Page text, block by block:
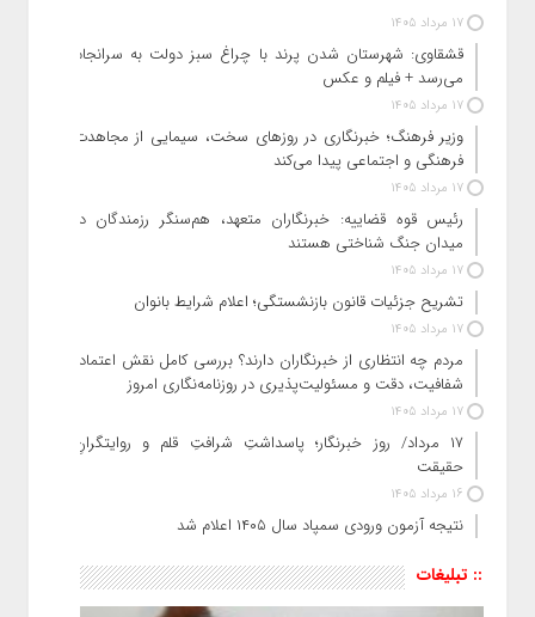
17 مرداد 1405
قشقاوی: شهرستان شدن پرند با چراغ سبز دولت به سرانجام
می‌رسد + فیلم و عکس
17 مرداد 1405
وزیر فرهنگ؛ خبرنگاری در روزهای سخت، سیمایی از مجاهدت
فرهنگی و اجتماعی پیدا می‌کند
17 مرداد 1405
رئیس قوه قضاییه: خبرنگاران متعهد، هم‌سنگر رزمندگان در
میدان جنگ شناختی هستند
17 مرداد 1405
تشریح جزئیات قانون بازنشستگی؛ اعلام شرایط بانوان
17 مرداد 1405
مردم چه انتظاری از خبرنگاران دارند؟ بررسی کامل نقش اعتماد،
شفافیت، دقت و مسئولیت‌پذیری در روزنامه‌نگاری امروز
17 مرداد 1405
۱۷ مرداد/ روز خبرنگار؛ پاسداشتِ شرافتِ قلم و روایتگرانِ
حقیقت
16 مرداد 1405
نتیجه آزمون ورودی سمپاد سال ۱۴۰۵ اعلام شد
:: تبلیغات